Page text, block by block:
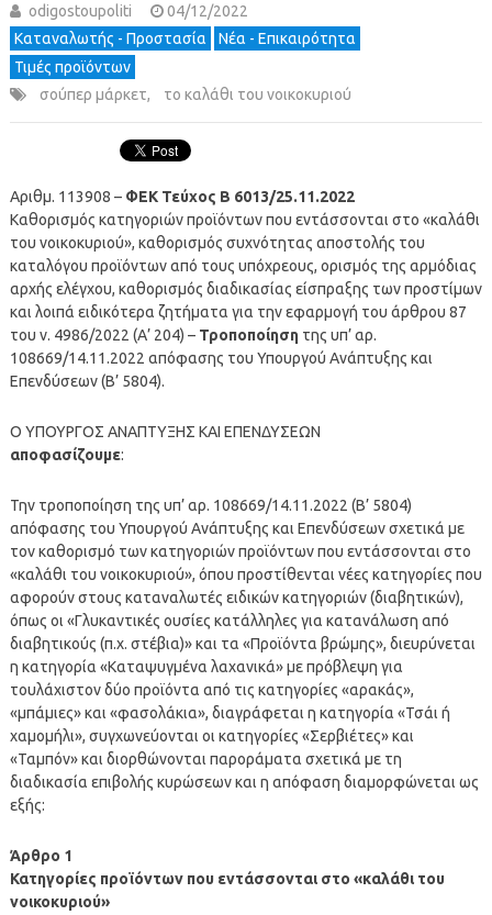
odigostoupoliti
04/12/2022
Καταναλωτής - Προστασία
Νέα - Επικαιρότητα
Τιμές προϊόντων
σούπερ μάρκετ, το καλάθι του νοικοκυριού
Αριθμ. 113908 – ΦΕΚ Τεύχος Β 6013/25.11.2022
Καθορισμός κατηγοριών προϊόντων που εντάσσονται στο «καλάθι
του νοικοκυριού», καθορισμός συχνότητας αποστολής του
καταλόγου προϊόντων από τους υπόχρεους, ορισμός της αρμόδιας
αρχής ελέγχου, καθορισμός διαδικασίας είσπραξης των προστίμων
και λοιπά ειδικότερα ζητήματα για την εφαρμογή του άρθρου 87
του ν. 4986/2022 (Α’ 204) – Τροποποίησητης υπ’ αρ.
108669/14.11.2022 απόφασης του Υπουργού Ανάπτυξης και
Επενδύσεων (Β’ 5804).
Ο ΥΠΟΥΡΓΟΣ ΑΝΑΠΤΥΞΗΣ ΚΑΙ ΕΠΕΝΔΥΣΕΩΝ
αποφασίζουμε:
Την τροποποίηση της υπ’ αρ. 108669/14.11.2022 (Β’ 5804)
απόφασης του Υπουργού Ανάπτυξης και Επενδύσεων σχετικά με
τον καθορισμό των κατηγοριών προϊόντων που εντάσσονται στο
«καλάθι του νοικοκυριού», όπου προστίθενται νέες κατηγορίες που
αφορούν στους καταναλωτές ειδικών κατηγοριών (διαβητικών),
όπως οι «Γλυκαντικές ουσίες κατάλληλες για κατανάλωση από
διαβητικούς (π.χ. στέβια)» και τα «Προϊόντα βρώμης», διευρύνεται
η κατηγορία «Καταψυγμένα λαχανικά» με πρόβλεψη για
τουλάχιστον δύο προϊόντα από τις κατηγορίες «αρακάς»,
«μπάμιες» και «φασολάκια», διαγράφεται η κατηγορία «Τσάι ή
χαμομήλι», συγχωνεύονται οι κατηγορίες «Σερβιέτες» και
«Ταμπόν» και διορθώνονται παροράματα σχετικά με τη
διαδικασία επιβολής κυρώσεων και η απόφαση διαμορφώνεται ως
εξής:
Άρθρο 1
Κατηγορίες προϊόντων που εντάσσονται στο «καλάθι του
νοικοκυριού»